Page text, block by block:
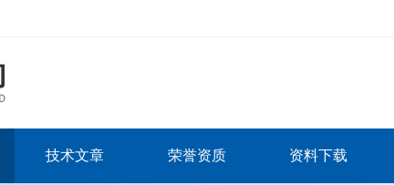
技术文章 荣誉资质 资料下载